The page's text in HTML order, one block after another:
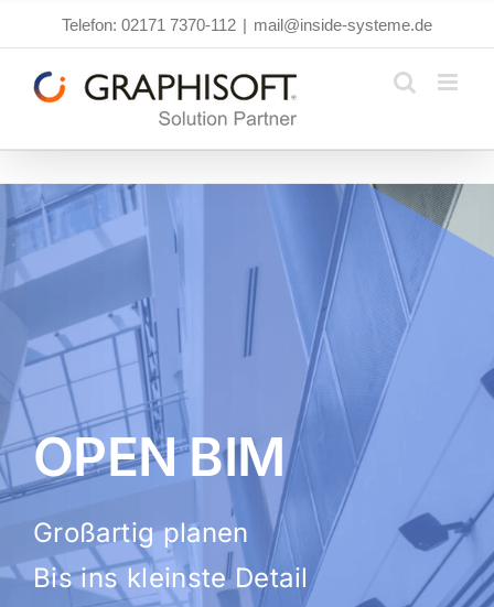
springen
Telefon: 02171 7370-112 | mail@inside-systeme.de
OPEN BIM
Großartig planen
Bis ins kleinste Detail